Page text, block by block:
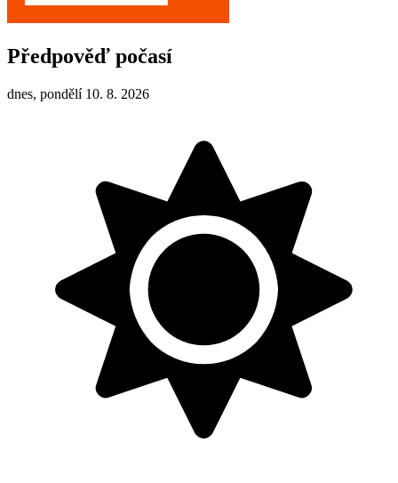
Předpověď počasí
dnes, pondělí 10. 8. 2026